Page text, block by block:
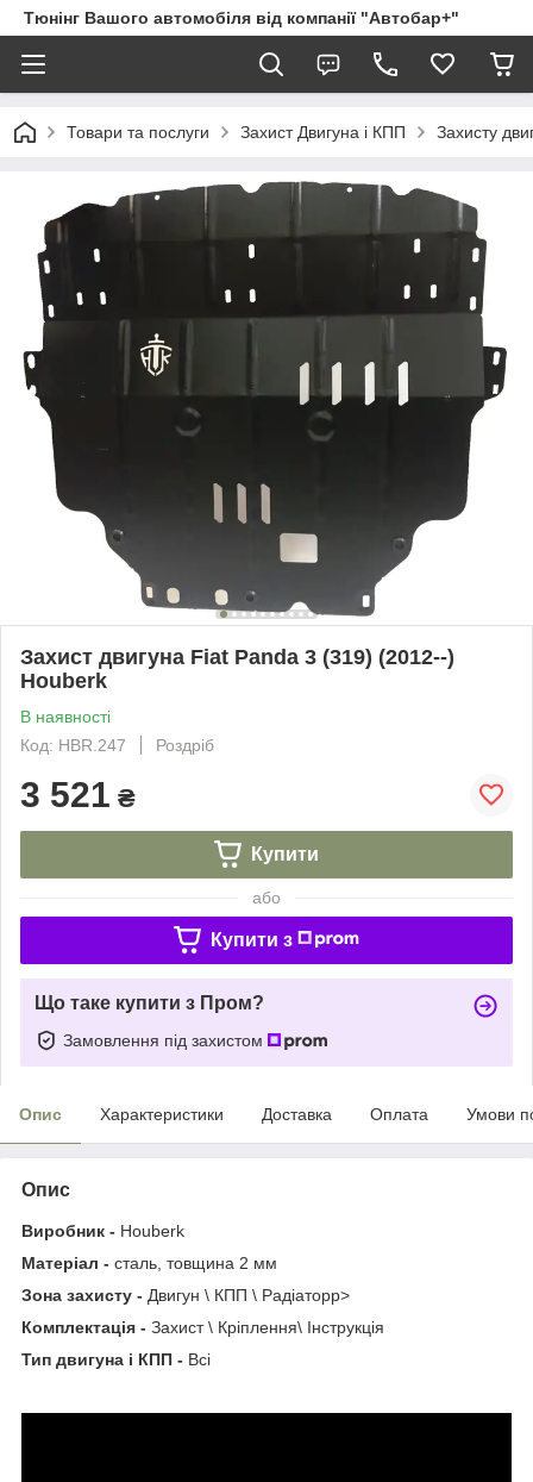
Тюнінг Вашого автомобіля від компанії "Автобар+"
Товари та послуги Захист Двигуна і КПП Захисту
Захист двигуна Fiat Panda 3 (319) (2012--)
Houberk
В наявності
Код: HBR.247
Роздріб
3 521 ₴
Купити
або
Купити з
Що таке купити з Пром?
Замовлення під захистом
Опис Характеристики Доставка Оплата Умови
Опис
Виробник - Houberk
Матеріал - сталь, товщина 2 мм
Зона захисту - Двигун \ КПП \ Радіаторp>
Комплектація - Захист \ Кріплення\ Інструкція
Тип двигуна і КПП - Всі